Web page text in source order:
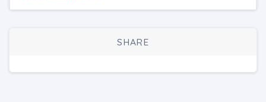
SHARE